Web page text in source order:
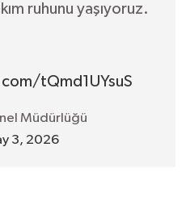
ruhunu yaşıyoruz.
tQmd1UYsuS
Müdürlüğü
3, 2026